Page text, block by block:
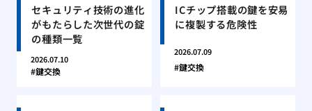
セキュリティ技術の進化
がもたらした次世代の錠
の種類一覧
2026.07.10
鍵交換
ICチップ搭載の鍵を安易
に複製する危険性
2026.07.09
鍵交換